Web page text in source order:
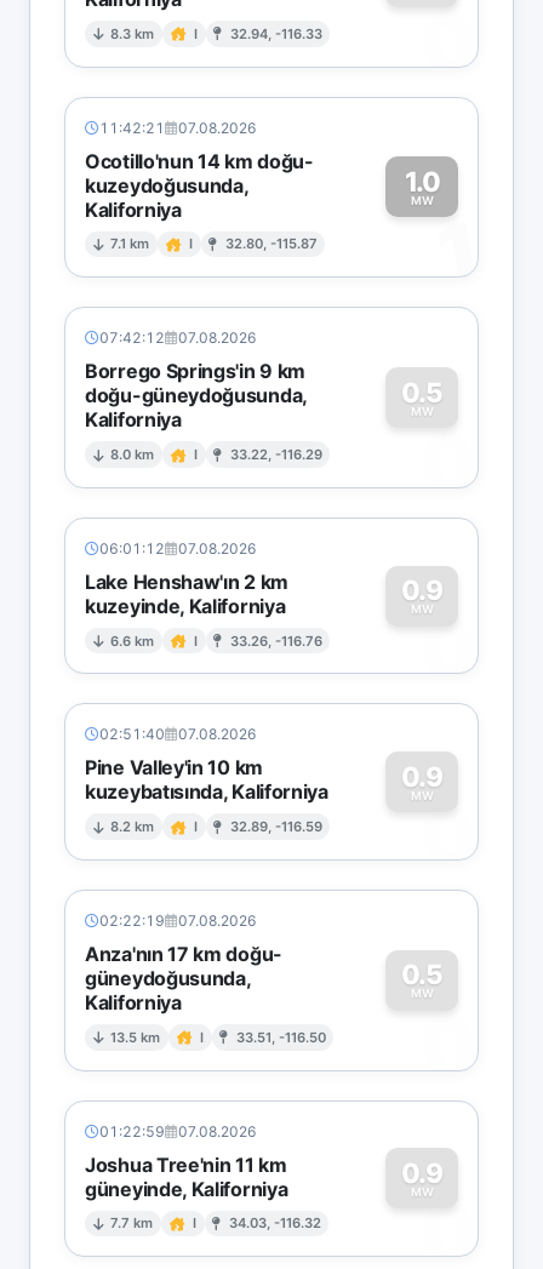
8.3 km I 32.94, -116.33 0
11:42:21 07.08.2026
Ocotillo'nun 14 km doğu-
kuzeydoğusunda,
Kaliforniya
7.1 km I 32.80, -115.87
1.0
MW
1
07:42:12 07.08.2026
Borrego Springs'in 9 km
doğu-güneydoğusunda,
Kaliforniya
8.0 km I 33.22, -116.29
0.5
MW
0
06:01:12 07.08.2026
Lake Henshaw'ın 2 km
kuzeyinde, Kaliforniya
6.6 km I 33.26, -116.76
0.9
MW
0
02:51:40 07.08.2026
Pine Valley'in 10 km
kuzeybatısında, Kaliforniya
8.2 km I 32.89, -116.59
0.9
MW
0
02:22:19 07.08.2026
Anza'nın 17 km doğu-
güneydoğusunda,
Kaliforniya
13.5 km I 33.51, -116.50
0.5
MW
0
01:22:59 07.08.2026
Joshua Tree'nin 11 km
güneyinde, Kaliforniya
7.7 km I 34.03, -116.32
0.9
MW
0